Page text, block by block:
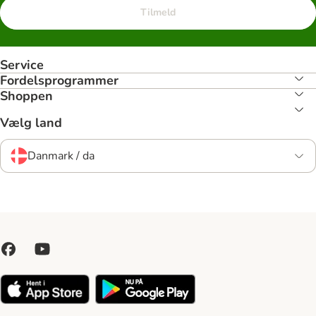
Tilmeld
Service
Fordelsprogrammer
Shoppen
Vælg land
Danmark / da